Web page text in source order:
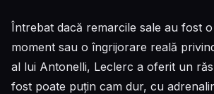
Întrebat dacă remarcile sale au fost
moment sau o îngrijorare reală
al lui Antonelli, Leclerc a oferit un
fost poate puțin cam dur, cu